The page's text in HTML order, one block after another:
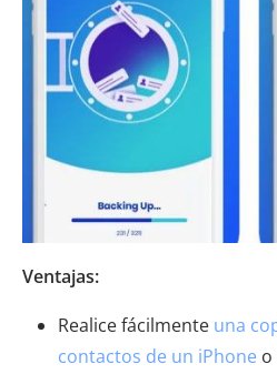
Ventajas:
Realice fácilmente una
contactos de un iPhone o